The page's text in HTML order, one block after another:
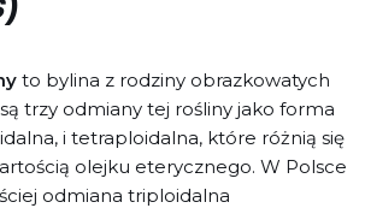
to bylina z rodziny obrazkowatych
trzy odmiany tej rośliny jako forma
i tetraploidalna, które różnią się
olejku eterycznego. W Polsce
odmiana triploidalna